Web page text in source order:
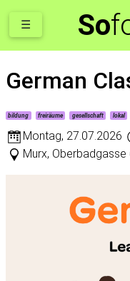
So
☰
German
bildung freiräume gesellschaft lokal
Montag, 27.07.2026
Murx,